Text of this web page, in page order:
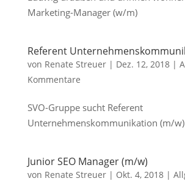
Marketing-Manager (w/m)
Referent
von Renate Streuer| Dez. 12, 2018|
Kommentare
SVO-Gruppe sucht Referent
Unternehmenskommunikation (m/w)
Junior SEO Manager (m/w)
von Renate Streuer| Okt. 4, 2018|